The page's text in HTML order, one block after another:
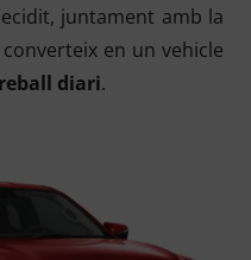
juntament amb la
en un vehicle
diari.